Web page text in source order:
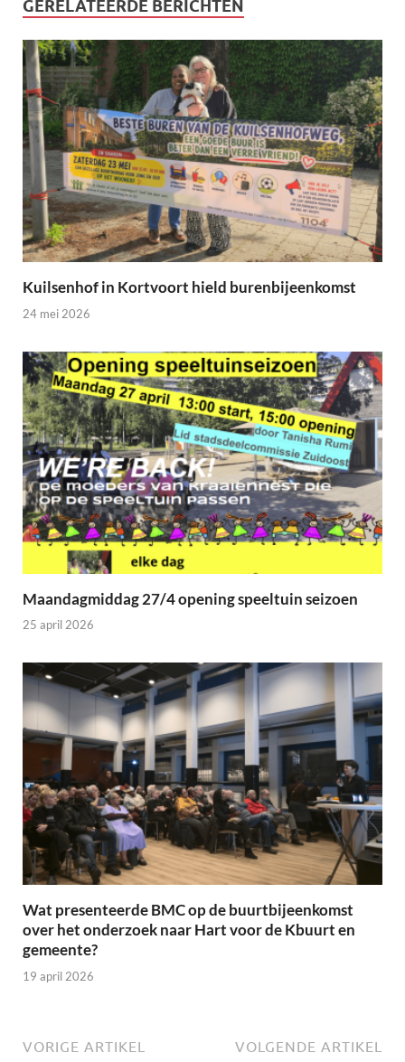
GERELATEERDE BERICHTEN
Kuilsenhof in Kortvoort hield burenbijeenkomst
24 mei 2026
Maandagmiddag 27/4 opening speeltuin seizoen
25 april 2026
Wat presenteerde BMC op de buurtbijeenkomst
over het onderzoek naar Hart voor de Kbuurt en
gemeente?
19 april 2026
VORIGE ARTIKEL VOLGENDE ARTIKEL